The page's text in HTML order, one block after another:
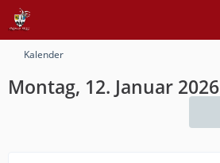
Kalender
Montag, 12. Januar 2026